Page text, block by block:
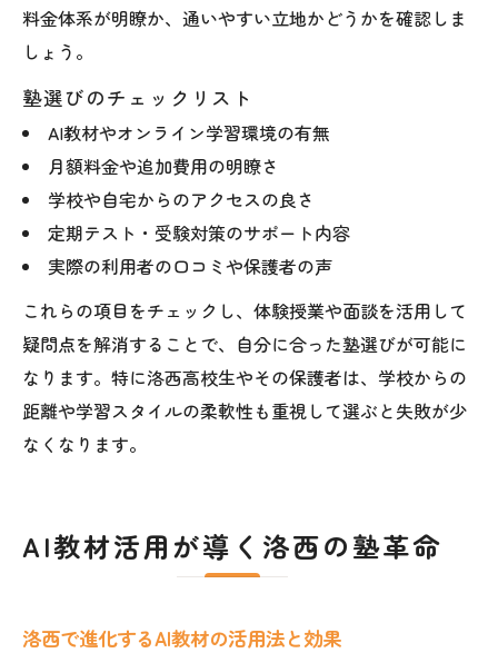
料金体系が明瞭か、通いやすい立地かどうかを確認しま
しょう。
塾選びのチェックリスト
AI教材やオンライン学習環境の有無
月額料金や追加費用の明瞭さ
学校や自宅からのアクセスの良さ
定期テスト・受験対策のサポート内容
実際の利用者の口コミや保護者の声
これらの項目をチェックし、体験授業や面談を活用して
疑問点を解消することで、自分に合った塾選びが可能に
なります。特に洛西高校生やその保護者は、学校からの
距離や学習スタイルの柔軟性も重視して選ぶと失敗が少
なくなります。
AI教材活用が導く洛西の塾革命
洛西で進化するAI教材の活用法と効果